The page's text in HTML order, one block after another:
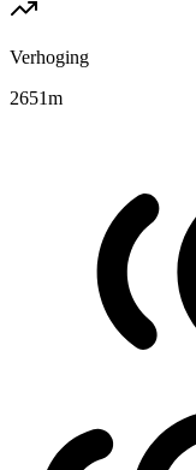
Verhoging
2651m